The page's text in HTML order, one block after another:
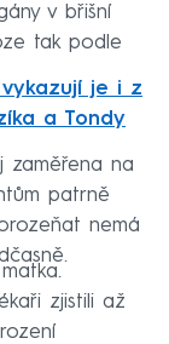
v břišní
tak podle
je i z
a Tondy
zaměřena na
patrně
nemá
zjistili až